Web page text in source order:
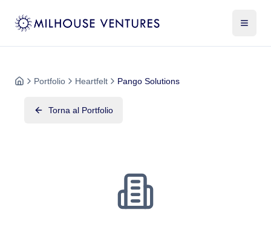
Portfolio Heartfelt Pango Solutions
Torna al Portfolio